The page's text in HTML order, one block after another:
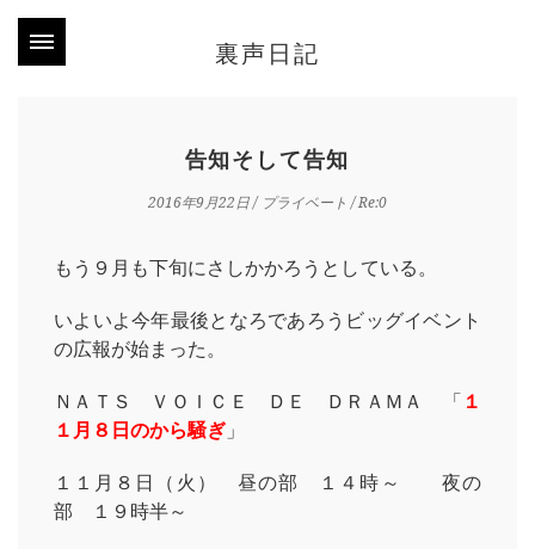
裏声日記
告知そして告知
2016年9月22日/ プライベート / Re:0
もう９月も下旬にさしかかろうとしている。
いよいよ今年最後となろであろうビッグイベント
の広報が始まった。
ＮＡＴＳ ＶＯＩＣＥ ＤＥ ＤＲＡＭＡ 「 １
１月８日のから騒ぎ 」
１１月８日（火） 昼の部 １４時～ 夜の
部 １９時半～